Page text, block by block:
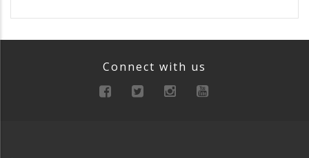
Connect with us